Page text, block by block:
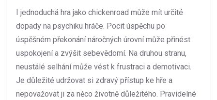
I jednoduchá hra jako chickenroad může mít určité
dopady na psychiku hráče. Pocit úspěchu po
úspěšném překonání náročných úrovní může přinést
uspokojení a zvýšit sebevědomí. Na druhou stranu,
neustálé selhání může vést k frustraci a demotivaci.
Je důležité udržovat si zdravý přístup ke hře a
nepovažovat ji za něco životně důležitého. Pravidelné